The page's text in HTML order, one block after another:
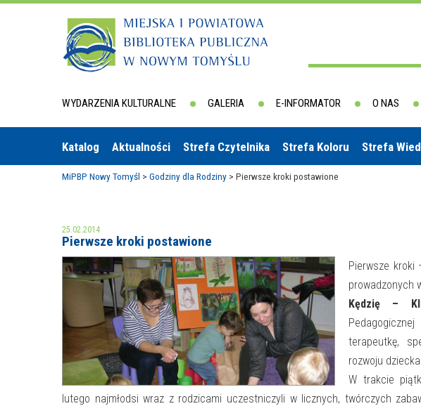
WYDARZENIA KULTURALNE GALERIA E-INFORMATOR O NAS
Katalog Aktualności Strefa Czytelnika Strefa Koloru Strefa
MiPBP Nowy Tomyśl > Godziny dla Rodziny > Pierwsze kroki postawione
25.02.2014
Pierwsze kroki postawione
Pierwsze kroki
prowadzonych
Kędzię –
terapeutkę,
rozwoju
W trakcie
lutego najmłodsi wraz z rodzicami uczestniczyli w licznych, twórczych